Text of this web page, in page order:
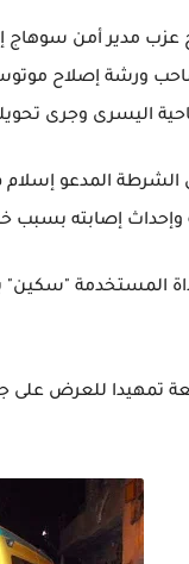
عزب مدير أمن سوهاج
ا - 37 عاما، صاحب ورشة
اليسرى وجرى
وإحداث إصابته
المستخدمة "سكين"
تمهيدا للعرض